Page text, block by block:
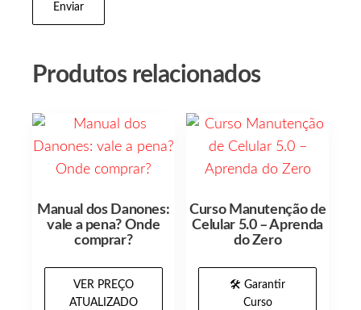
Produtos relacionados
Manual dos Danones:
vale a pena? Onde
comprar?
VER PREÇO
ATUALIZADO
Curso Manutenção de
Celular 5.0 – Aprenda
do Zero
🛠️ Garantir
Curso